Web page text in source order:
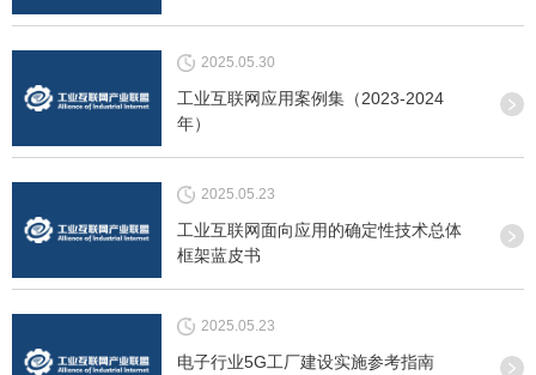
2025.05.30
工业互联网应用案例集（2023-2024
年）
2025.05.23
工业互联网面向应用的确定性技术总体
框架蓝皮书
2025.05.23
电子行业5G工厂建设实施参考指南